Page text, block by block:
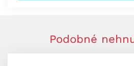
Podobné